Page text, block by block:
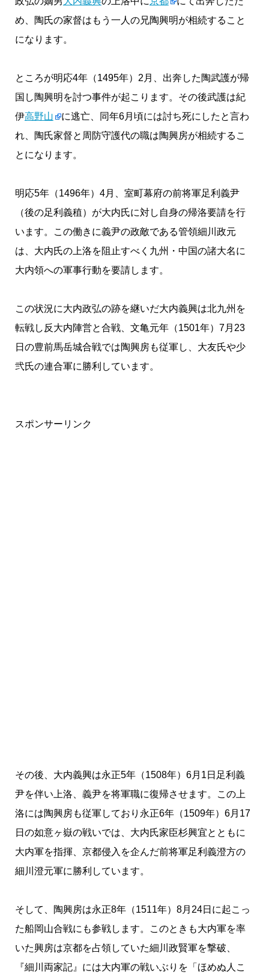
め、陶氏の家督はもう一人の兄陶興明が相続すること
になります。
ところが明応4年（1495年）2月、出奔した陶武護が帰
国し陶興明を討つ事件が起こります。その後武護は紀
伊高野山
に逃亡、同年6月頃には討ち死にしたと言わ
れ、陶氏家督と周防守護代の職は陶興房が相続するこ
とになります。
明応5年（1496年）4月、室町幕府の前将軍足利義尹
（後の足利義稙）が大内氏に対し自身の帰洛要請を行
います。この働きに義尹の政敵である管領細川政元
は、大内氏の上洛を阻止すべく九州・中国の諸大名に
大内領への軍事行動を要請します。
この状況に大内政弘の跡を継いだ大内義興は北九州を
転戦し反大内陣営と合戦、文亀元年（1501年）7月23
日の豊前馬岳城合戦では陶興房も従軍し、大友氏や少
弐氏の連合軍に勝利しています。
スポンサーリンク
その後、大内義興は永正5年（1508年）6月1日足利義
尹を伴い上洛、義尹を将軍職に復帰させます。この上
洛には陶興房も従軍しており永正6年（1509年）6月17
日の如意ヶ嶽の戦いでは、大内氏家臣杉興宜とともに
大内軍を指揮、京都侵入を企んだ前将軍足利義澄方の
細川澄元軍に勝利しています。
そして、陶興房は永正8年（1511年）8月24日に起こっ
た船岡山合戦にも参戦します。このときも大内軍を率
いた興房は京都を占領していた細川政賢軍を撃破、
『細川両家記』には大内軍の戦いぶりを「ほめぬ人こ